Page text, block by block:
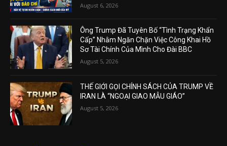
August 6, 2026
Ông Trump Đã Tuyên Bố “Tình Trạng Khẩn
Cấp” Nhằm Ngăn Chặn Việc Công Khai Hồ
Sơ Tài Chính Của Mình Cho Đài BBC
August 5, 2026
THẾ GIỚI GỌI CHÍNH SÁCH CỦA TRUMP VỀ
IRAN LÀ “NGOẠI GIAO MẪU GIÁO”
August 5, 2026